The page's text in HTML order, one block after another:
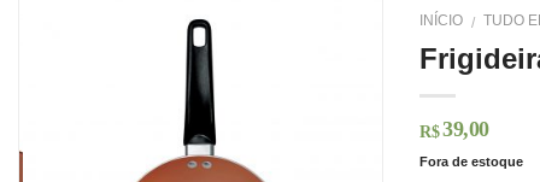
INÍCIO / TUDO
R$ 39,00
Fora de estoque